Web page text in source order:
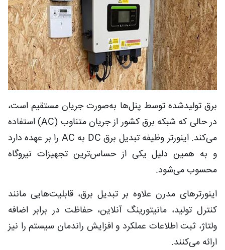
برق تولیدشده توسط پنل‌ها به‌صورت جریان مستقیم است،
در حالی که شبکه برق کشور از جریان متناوب (AC) استفاده
می‌کند. اینورتر وظیفه تبدیل برق DC به AC را بر عهده دارد
و به همین دلیل یکی از حساس‌ترین تجهیزات نیروگاه
محسوب می‌شود.
اینورترهای مدرن علاوه بر تبدیل برق، قابلیت‌هایی مانند
کنترل تولید، مانیتورینگ آنلاین، حفاظت در برابر اضافه
ولتاژ، ثبت اطلاعات عملکرد و افزایش راندمان سیستم را نیز
ارائه می‌کنند.